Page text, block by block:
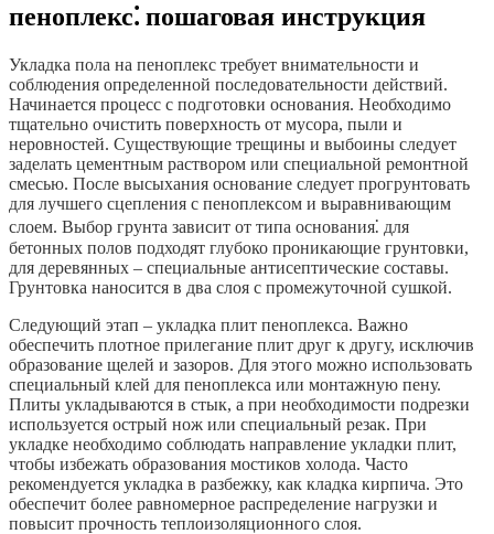
пеноплекс⁚ пошаговая инструкция
Укладка пола на пеноплекс требует внимательности и
соблюдения определенной последовательности действий.
Начинается процесс с подготовки основания. Необходимо
тщательно очистить поверхность от мусора, пыли и
неровностей. Существующие трещины и выбоины следует
заделать цементным раствором или специальной ремонтной
смесью. После высыхания основание следует прогрунтовать
для лучшего сцепления с пеноплексом и выравнивающим
слоем. Выбор грунта зависит от типа основания⁚ для
бетонных полов подходят глубоко проникающие грунтовки,
для деревянных – специальные антисептические составы.
Грунтовка наносится в два слоя с промежуточной сушкой.
Следующий этап – укладка плит пеноплекса. Важно
обеспечить плотное прилегание плит друг к другу, исключив
образование щелей и зазоров. Для этого можно использовать
специальный клей для пеноплекса или монтажную пену.
Плиты укладываются в стык, а при необходимости подрезки
используется острый нож или специальный резак. При
укладке необходимо соблюдать направление укладки плит,
чтобы избежать образования мостиков холода. Часто
рекомендуется укладка в разбежку, как кладка кирпича. Это
обеспечит более равномерное распределение нагрузки и
повысит прочность теплоизоляционного слоя.